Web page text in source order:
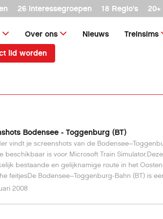
26 interessegroepen 18 Regio's
Over ons Nieuws Treinsims
lid worden
Bodensee - Toggenburg (BT)
vindt je screenshots van de
beschikbaar is voor Microsoft Train
bestaande en gelijknamige route in het
feitjesDe Bodensee–Toggenburg-Bahn (BT) is
in het Oosten van Zwitserland. Zij
2008